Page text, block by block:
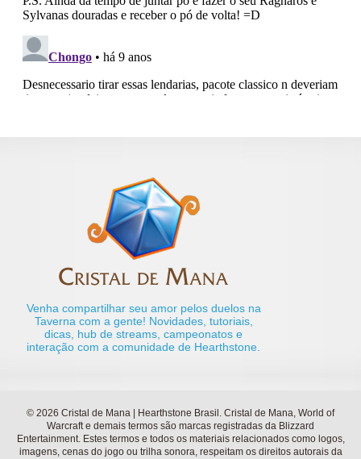
Venha compartilhar seu amor pelos duelos na
Taverna com a gente! Novidades, tutoriais,
dicas, hub de streams, campeonatos e
interação com a comunidade de Hearthstone.
© 2026 Cristal de Mana | Hearthstone Brasil. Cristal de Mana, World of
Warcraft e demais termos são marcas registradas da Blizzard
Entertainment. Estes termos e todos os materiais relacionados como logos,
imagens, cenas do jogo ou trilha sonora, respeitam os direitos autorais da